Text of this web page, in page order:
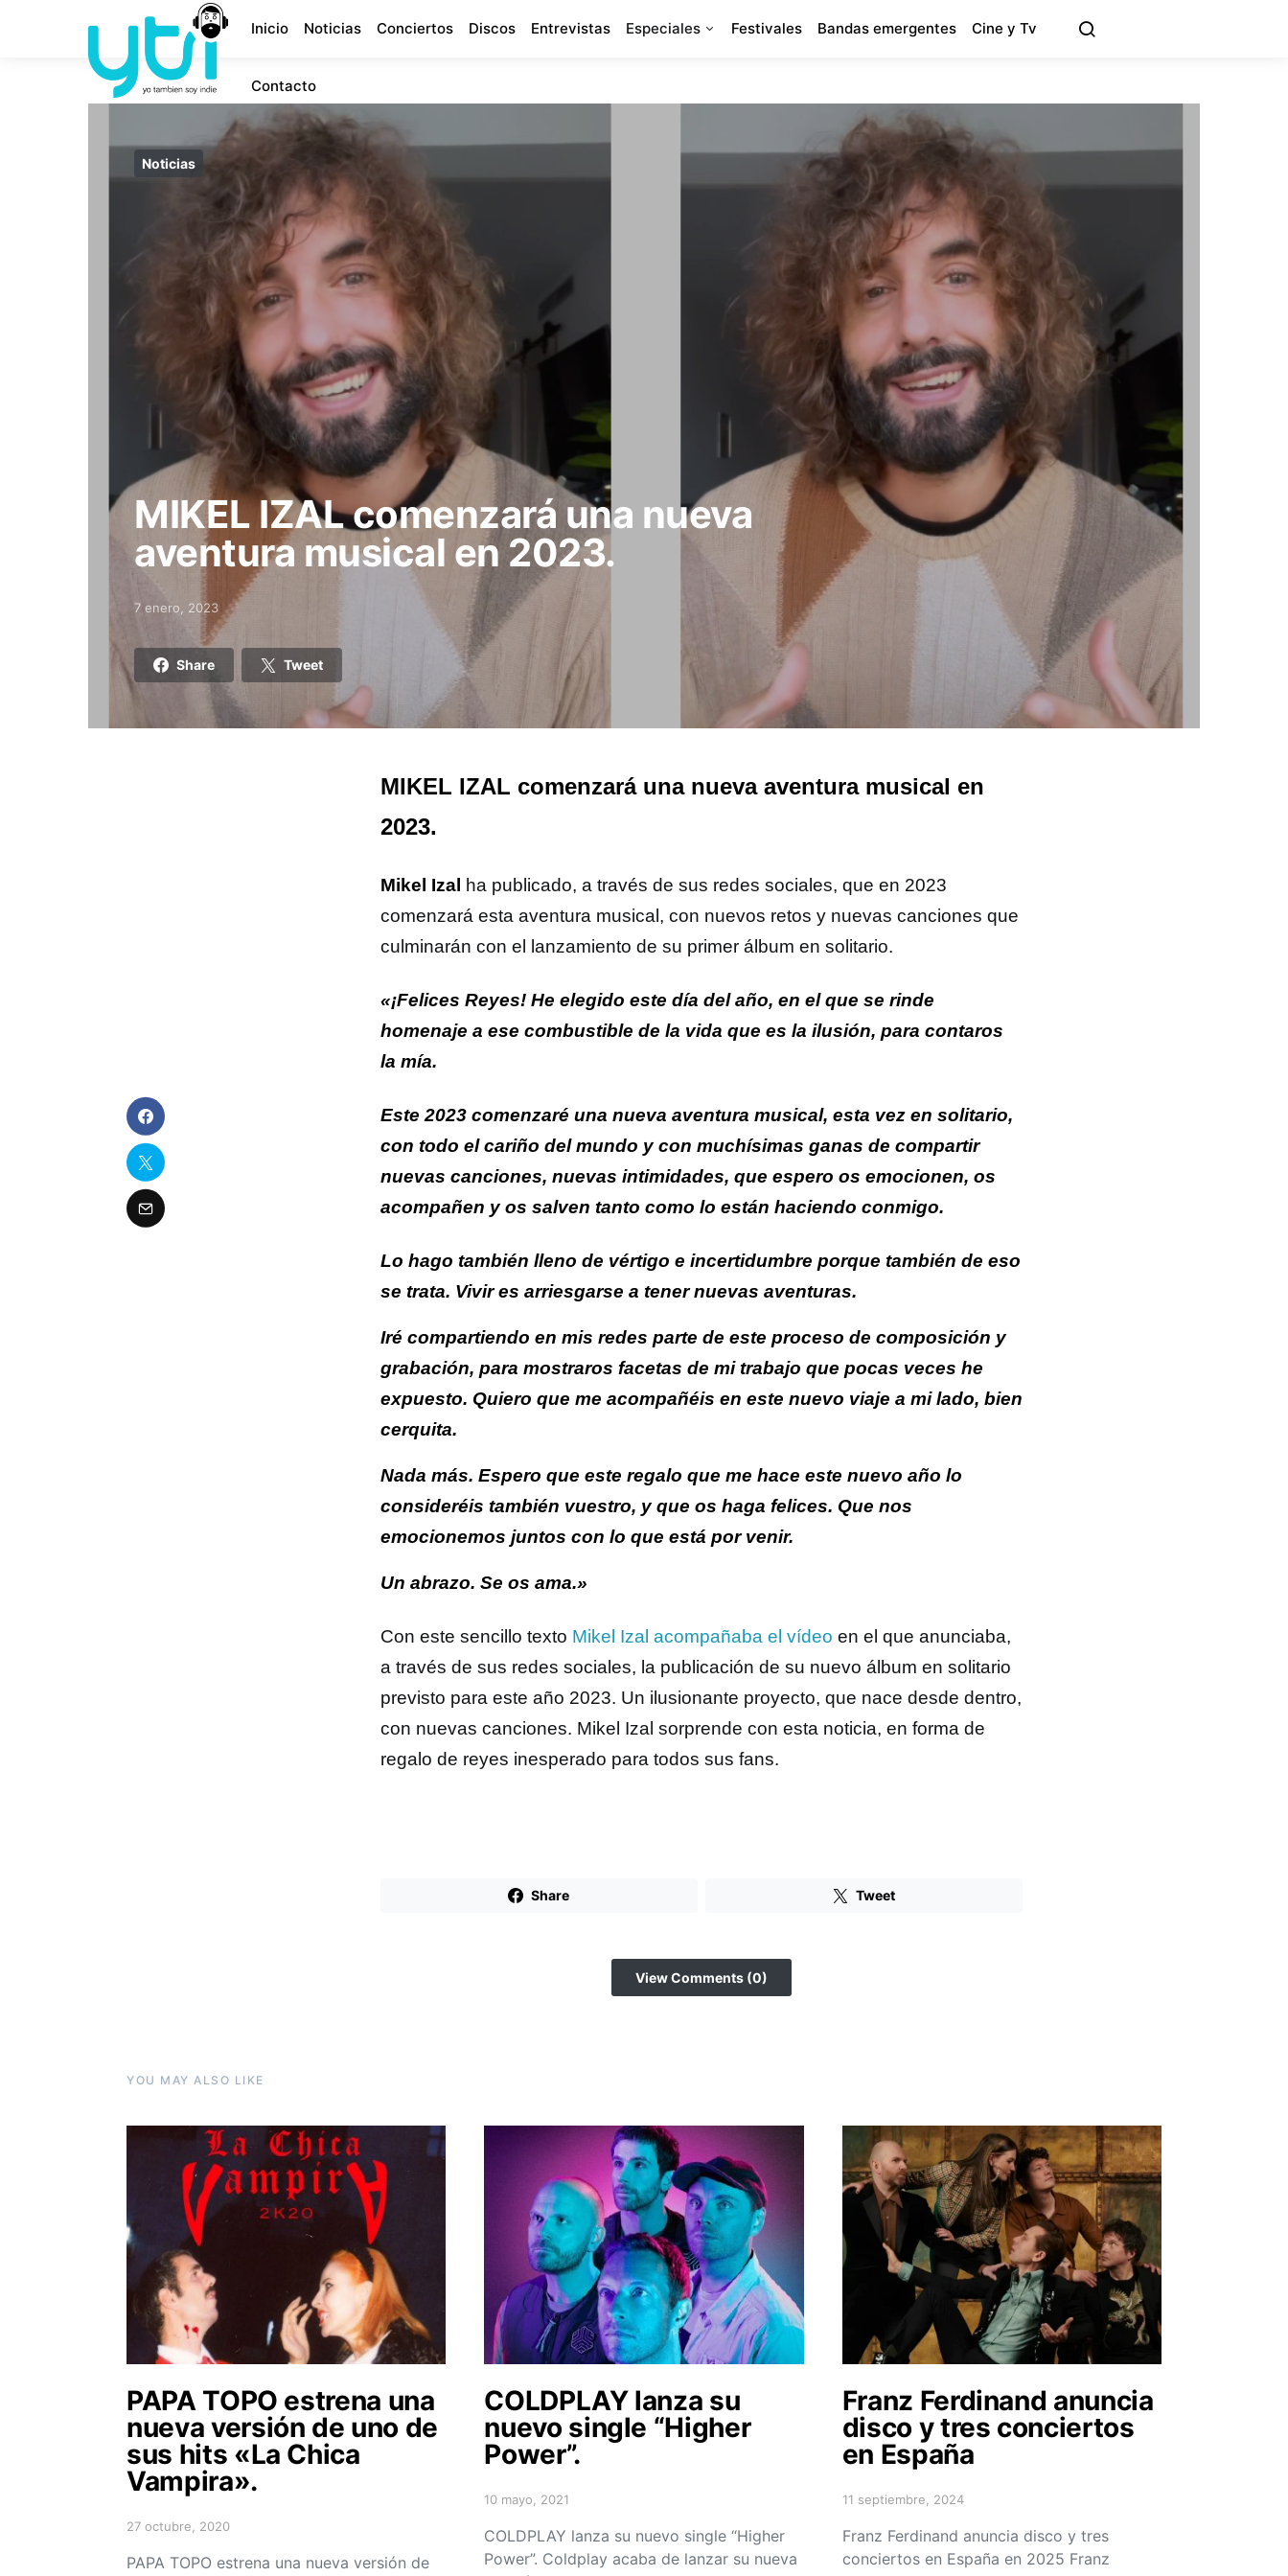
Inicio Noticias Conciertos Discos Entrevistas Especiales Festivales Bandas emergentes Cine y Tv
Contacto
Noticias
MIKEL IZAL comenzará una nueva
aventura musical en 2023.
Posted on
7 enero, 2023
Share Tweet
MIKEL IZAL comenzará una nueva aventura musical en
2023.
Mikel Izal
ha publicado, a través de sus redes sociales, que en 2023
comenzará esta aventura musical, con nuevos retos y nuevas canciones que
culminarán con el lanzamiento de su primer álbum en solitario.
«¡Felices Reyes! He elegido este día del año, en el que se rinde
homenaje a ese combustible de la vida que es la ilusión, para contaros
la mía.
Este 2023 comenzaré una nueva aventura musical, esta vez en solitario,
con todo el cariño del mundo y con muchísimas ganas de compartir
nuevas canciones, nuevas intimidades, que espero os emocionen, os
acompañen y os salven tanto como lo están haciendo conmigo.
Lo hago también lleno de vértigo e incertidumbre porque también de eso
se trata. Vivir es arriesgarse a tener nuevas aventuras.
Iré compartiendo en mis redes parte de este proceso de composición y
grabación, para mostraros facetas de mi trabajo que pocas veces he
expuesto. Quiero que me acompañéis en este nuevo viaje a mi lado, bien
cerquita.
Nada más. Espero que este regalo que me hace este nuevo año lo
consideréis también vuestro, y que os haga felices. Que nos
emocionemos juntos con lo que está por venir.
Un abrazo. Se os ama.»
Con este sencillo texto Mikel Izal acompañaba el vídeo en el que anunciaba,
a través de sus redes sociales, la publicación de su nuevo álbum en solitario
previsto para este año 2023. Un ilusionante proyecto, que nace desde dentro,
con nuevas canciones. Mikel Izal sorprende con esta noticia, en forma de
regalo de reyes inesperado para todos sus fans.
Share Tweet
View Comments (0)
YOU MAY ALSO LIKE
PAPA TOPO estrena una
nueva versión de uno de
sus hits «La Chica
Vampira».
Posted on
27 octubre, 2020
PAPA TOPO estrena una nueva versión de
COLDPLAY lanza su
nuevo single “Higher
Power”.
Posted on
10 mayo, 2021
COLDPLAY lanza su nuevo single “Higher
Power”. Coldplay acaba de lanzar su nueva
Franz Ferdinand anuncia
disco y tres conciertos
en España
Posted on
11 septiembre, 2024
Franz Ferdinand anuncia disco y tres
conciertos en España en 2025 Franz